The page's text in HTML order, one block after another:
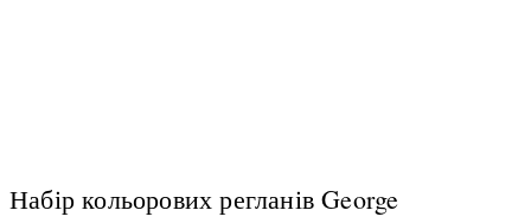
Набір кольорових регланів George